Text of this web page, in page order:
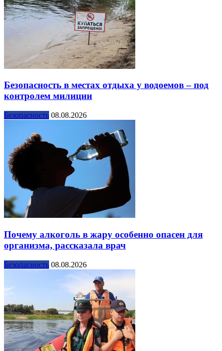
Безопасность в местах отдыха у водоемов – под
контролем милиции
Безопасность 08.08.2026
Почему алкоголь в жару особенно опасен для
организма, рассказала врач
Безопасность 08.08.2026